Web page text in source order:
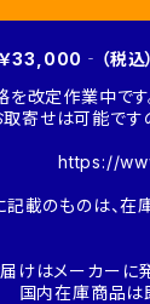
￥33,000‐（税込
改定作業中です
寄せは可能です
https://
記載のものは、在
けはメーカーに
国内在庫商品は